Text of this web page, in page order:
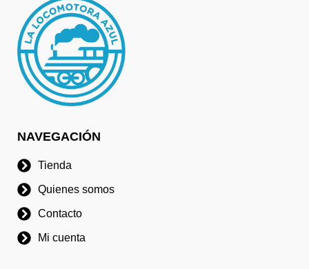
NAVEGACIÓN
Tienda
Quienes somos
Contacto
Mi cuenta